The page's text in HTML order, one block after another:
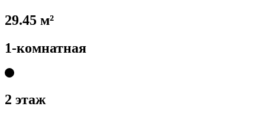
29.45 м²
1-комнатная
2 этаж